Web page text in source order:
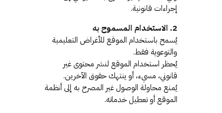
إجراءات قانونية.
2. الاستخدام المسموح به
يُسمح باستخدام الموقع للأغراض التعليمية
والتوعوية فقط.
يُحظر استخدام الموقع لنشر محتوى غير
قانوني، مسيء، أو ينتهك حقوق الآخرين.
يُمنع محاولة الوصول غير المصرح به إلى أنظمة
الموقع أو تعطيل خدماته.